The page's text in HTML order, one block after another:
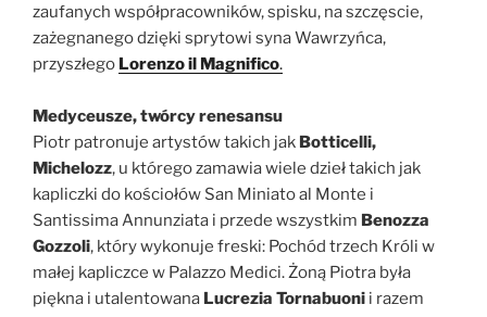
zaufanych współpracowników, spisku, na szczęscie,
zażegnanego dzięki sprytowi syna Wawrzyńca,
przyszłego Lorenzo il Magnifico.
Medyceusze, twórcy renesansu
Piotr patronuje artystów takich jak Botticelli,
Michelozz, u którego zamawia wiele dzieł takich jak
kapliczki do kościołów San Miniato al Monte i
Santissima Annunziata i przede wszystkim Benozza
Gozzoli, który wykonuje freski: Pochód trzech Króli w
małej kapliczce w Palazzo Medici. Żoną Piotra była
piękna i utalentowana Lucrezia Tornabuoni i razem